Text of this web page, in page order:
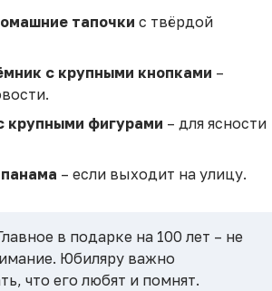
тапочки с твёрдой
с крупными кнопками –
крупными фигурами – для ясности
– если выходит на улицу.
в подарке на 100 лет – не
Юбиляру важно
что его любят и помнят.